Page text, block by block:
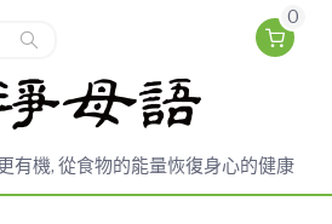
搜尋
0
有機, 從食物的能量恢復身心的健康